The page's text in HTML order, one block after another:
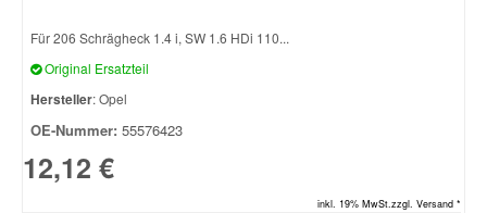
Für 206 Schrägheck 1.4 i, SW 1.6 HDi 110...
Original Ersatzteil
Hersteller: Opel
OE-Nummer: 55576423
12,12 €
inkl. 19% MwSt.zzgl. Versand *